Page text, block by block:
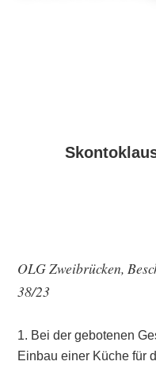
OLG Zweibrücken,
38/23
1. Bei der gebotenen
Einbau einer Küche für